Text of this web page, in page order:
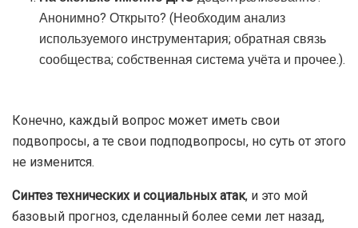
Анонимно? Открыто? (Необходим анализ
используемого инструментария; обратная связь
сообщества; собственная система учёта и прочее.).
Конечно, каждый вопрос может иметь свои
подвопросы, а те свои подподвопросы, но суть от этого
не изменится.
Синтез технических и социальных атак, и это мой
базовый прогноз, сделанный более семи лет назад,